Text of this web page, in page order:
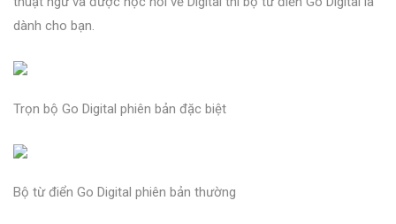
dành cho bạn.
Trọn bộ Go Digital phiên bản đặc biệt
Bộ từ điển Go Digital phiên bản thường